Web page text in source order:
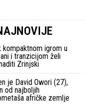
kompaktnom igrom u
i tranzicijom želi
Zrinjski
je David Owori (27),
od najboljih
afričke zemlje